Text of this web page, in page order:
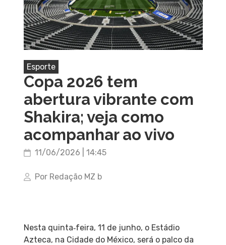
Esporte
Copa 2026 tem
abertura vibrante com
Shakira; veja como
acompanhar ao vivo
11/06/2026 | 14:45
Por Redação MZ b
Nesta quinta‑feira, 11 de junho, o Estádio
Azteca, na Cidade do México, será o palco da